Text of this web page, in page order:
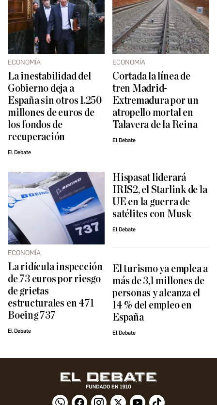
ECONOMÍA
La inestabilidad del
Gobierno deja a
España sin otros 1.250
millones de euros de
los fondos de
recuperación
El Debate
ECONOMÍA
Cortada la línea de
tren Madrid-
Extremadura por un
atropello mortal en
Talavera de la Reina
El Debate
ECONOMÍA
La ridícula inspección
de 73 euros por riesgo
de grietas
estructurales en 471
Boeing 737
El Debate
Hispasat liderará
IRIS2, el Starlink de la
UE en la guerra de
satélites con Musk
El Debate
El turismo ya emplea a
más de 3,1 millones de
personas y alcanza el
14 % del empleo en
España
El Debate